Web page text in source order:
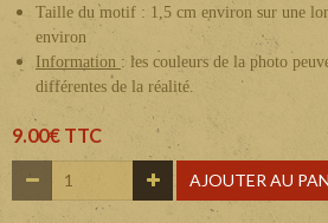
Taille du motif : 1,5 cm environ sur une
environ
Information : les couleurs de la photo
différentes de la réalité.
9.00€ TTC
AJOUTER AU